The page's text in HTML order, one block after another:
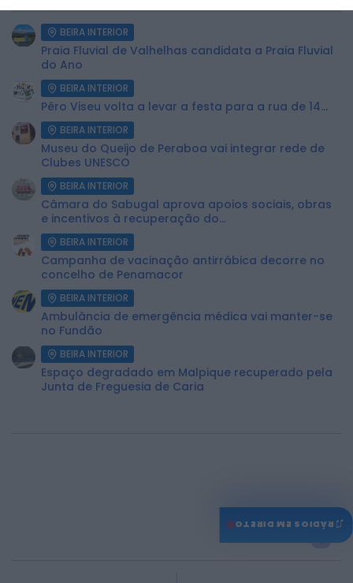
BEIRA INTERIOR
Praia Fluvial de Valhelhas candidata a Praia Fluvial
do Ano
BEIRA INTERIOR
Pêro Viseu volta a levar a festa para a rua de 14...
BEIRA INTERIOR
Museu do Queijo de Peraboa vai integrar rede de
Clubes UNESCO
BEIRA INTERIOR
Câmara do Sabugal aprova apoios sociais, obras
e incentivos à recuperação do...
BEIRA INTERIOR
Campanha de vacinação antirrábica decorre no
concelho de Penamacor
BEIRA INTERIOR
Ambulância de emergência médica vai manter-se
no Fundão
BEIRA INTERIOR
Espaço degradado em Malpique recuperado pela
Junta de Freguesia de Caria
♫
RÁDIOS EM DIRETO